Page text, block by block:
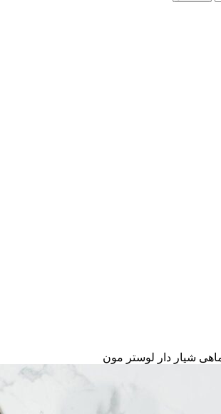
شیار دار لوستر مون